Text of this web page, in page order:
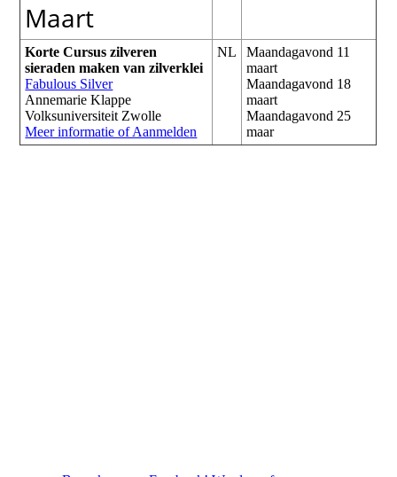
Maart
Korte Cursus zilveren
sieraden maken van zilverklei
Fabulous Silver
Annemarie Klappe
Volksuniversiteit Zwolle
Meer informatie of Aanmelden
NL
Maandagavond 11
maart
Maandagavond 18
maart
Maandagavond 25
maar